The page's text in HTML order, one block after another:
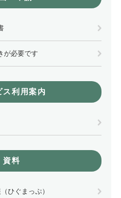
が必要です
ス利用案内
資料
ひぐまっぷ）